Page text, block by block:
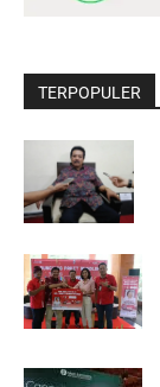
TERPOPULER